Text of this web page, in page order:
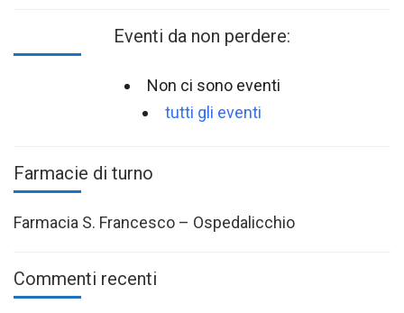
Eventi da non perdere:
Non ci sono eventi
tutti gli eventi
Farmacie di turno
Farmacia S. Francesco – Ospedalicchio
Commenti recenti